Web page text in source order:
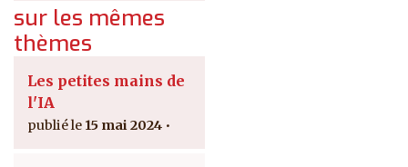
sur les mêmes
thèmes
Les petites mains de
l'IA
15 mai 2024